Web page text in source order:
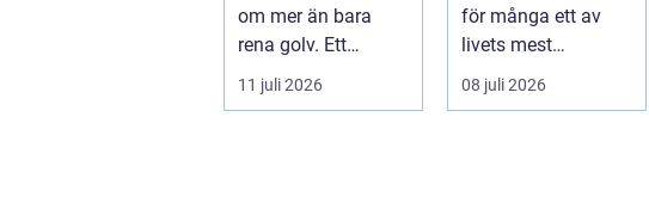
om mer än bara
rena golv. Ett
välskött trapphus ...
11 juli 2026
för många ett av
livets mest
känsloladdade
beslut. Ringen ska
08 juli 2026